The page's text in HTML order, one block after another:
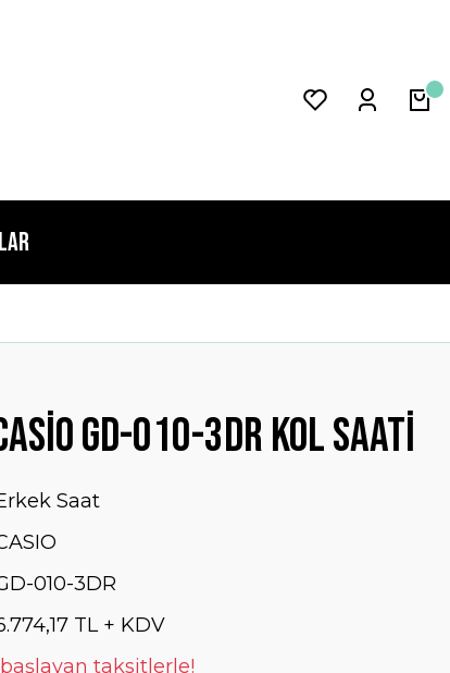
GD-010-3DR Kol Saati
Saat
010-3DR
TL + KDV
taksitlerle!